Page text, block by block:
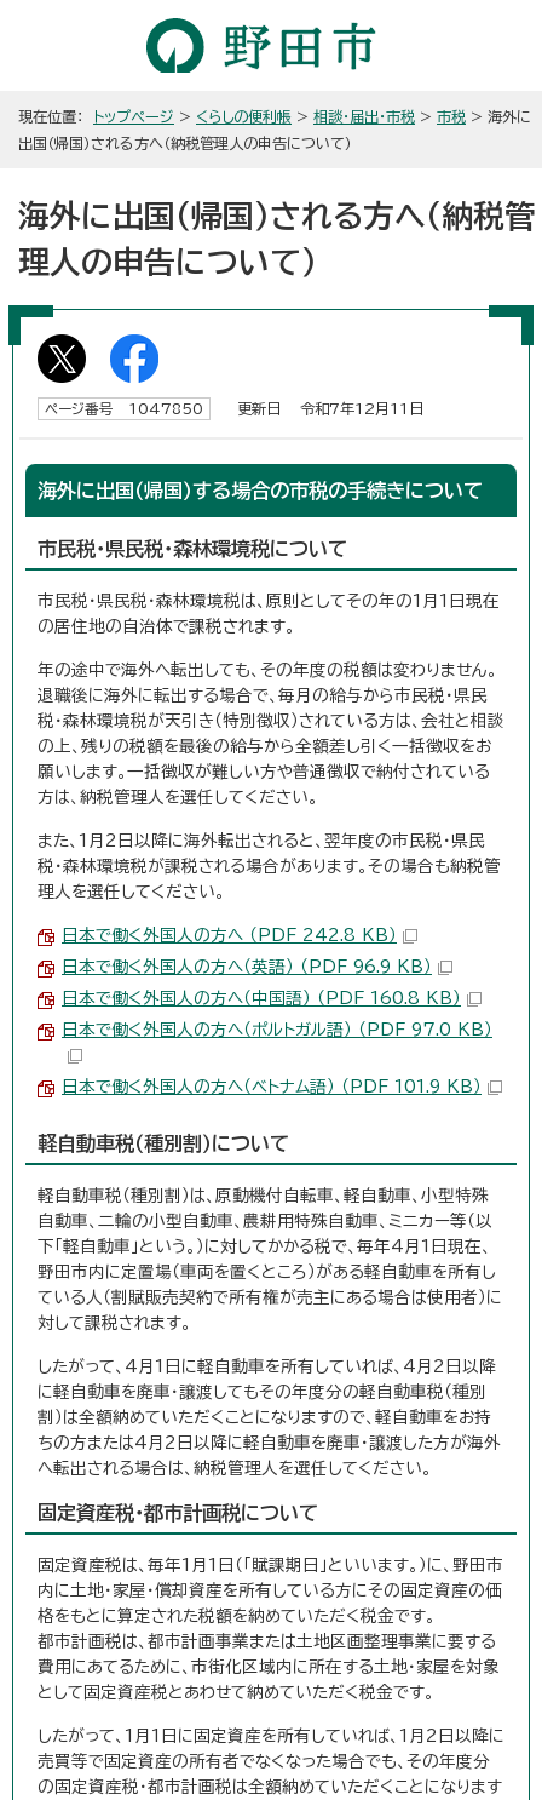
現在位置： トップページ > くらしの便利帳 > 相談・届出・市税 > 市税 > 海外に
出国（帰国）される方へ（納税管理人の申告について）
海外に出国（帰国）される方へ（納税管
理人の申告について）
ページ番号 1047850 更新日 令和7年12月11日
海外に出国（帰国）する場合の市税の手続きについて
市民税・県民税・森林環境税について
市民税・県民税・森林環境税は、原則としてその年の1月1日現在
の居住地の自治体で課税されます。
年の途中で海外へ転出しても、その年度の税額は変わりません。
退職後に海外に転出する場合で、毎月の給与から市民税・県民
税・森林環境税が天引き（特別徴収）されている方は、会社と相談
の上、残りの税額を最後の給与から全額差し引く一括徴収をお
願いします。一括徴収が難しい方や普通徴収で納付されている
方は、納税管理人を選任してください。
また、1月2日以降に海外転出されると、翌年度の市民税・県民
税・森林環境税が課税される場合があります。その場合も納税管
理人を選任してください。
日本で働く外国人の方へ （PDF 242.8 KB）
日本で働く外国人の方へ（英語） （PDF 96.9 KB）
日本で働く外国人の方へ（中国語） （PDF 160.8 KB）
日本で働く外国人の方へ（ポルトガル語） （PDF 97.0 KB）
日本で働く外国人の方へ（ベトナム語） （PDF 101.9 KB）
軽自動車税（種別割）について
軽自動車税（種別割）は、原動機付自転車、軽自動車、小型特殊
自動車、二輪の小型自動車、農耕用特殊自動車、ミニカー等（以
下「軽自動車」という。）に対してかかる税で、毎年4月1日現在、
野田市内に定置場（車両を置くところ）がある軽自動車を所有し
ている人（割賦販売契約で所有権が売主にある場合は使用者）に
対して課税されます。
したがって、4月1日に軽自動車を所有していれば、4月2日以降
に軽自動車を廃車・譲渡してもその年度分の軽自動車税（種別
割）は全額納めていただくことになりますので、軽自動車をお持
ちの方または4月2日以降に軽自動車を廃車・譲渡した方が海外
へ転出される場合は、納税管理人を選任してください。
固定資産税・都市計画税について
固定資産税は、毎年1月1日（「賦課期日」といいます。）に、野田市
内に土地・家屋・償却資産を所有している方にその固定資産の価
格をもとに算定された税額を納めていただく税金です。
都市計画税は、都市計画事業または土地区画整理事業に要する
費用にあてるために、市街化区域内に所在する土地・家屋を対象
として固定資産税とあわせて納めていただく税金です。
したがって、1月1日に固定資産を所有していれば、1月2日以降に
売買等で固定資産の所有者でなくなった場合でも、その年度分
の固定資産税・都市計画税は全額納めていただくことになります